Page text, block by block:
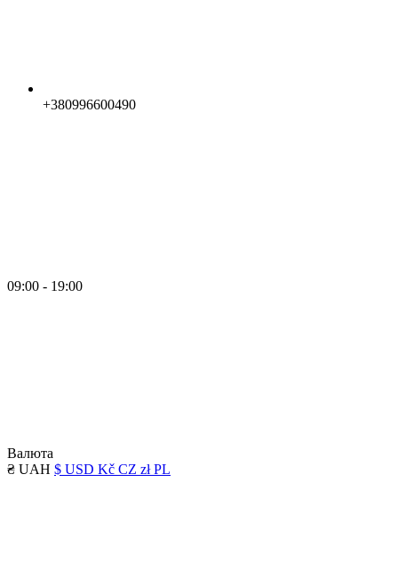
+380996600490
09:00 - 19:00
Валюта
₴ UAH $ USD Kč CZ zł PL